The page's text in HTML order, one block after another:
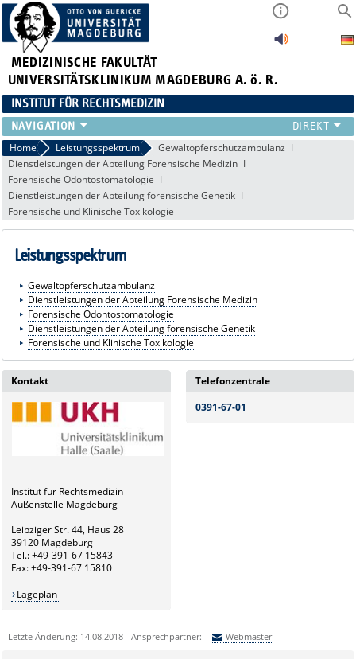
MEDIZINISCHE FAKULTÄT
UNIVERSITÄTSKLINIKUM MAGDEBURG A. ö. R.
INSTITUT FÜR RECHTSMEDIZIN
TEAM
LEHRE
LEISTUNGSSPEKTRUM
LINKS
Home Leistungsspektrum
Gewaltopferschutzambulanz
Dienstleistungen der Abteilung Forensische Medizin
Forensische Odontostomatologie
Dienstleistungen der Abteilung forensische Genetik
Forensische und Klinische Toxikologie
Leistungsspektrum
Gewaltopferschutzambulanz
Dienstleistungen der Abteilung Forensische Medizin
Forensische Odontostomatologie
Dienstleistungen der Abteilung forensische Genetik
Forensische und Klinische Toxikologie
Kontakt
Institut für Rechtsmedizin
Außenstelle Magdeburg
Leipziger Str. 44, Haus 28
39120 Magdeburg
Tel.: +49-391-67 15843
Fax: +49-391-67 15810
Lageplan
Telefonzentrale
0391-67-01
Letzte Änderung: 14.08.2018 - Ansprechpartner: Webmaster